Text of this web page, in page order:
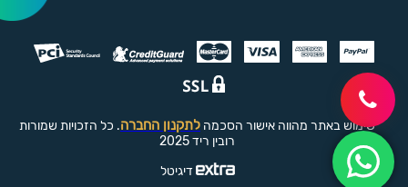
שימוש באתר מהווה אישור הסכמה לתקנון החברה. כל הזכויות שמורות
רובין ריד 2025
דיגיטל